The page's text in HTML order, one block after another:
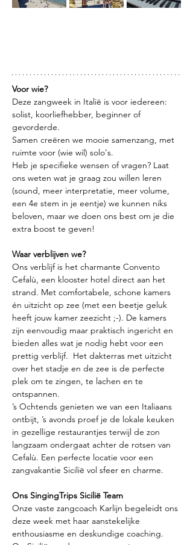
Voor wie?
Deze zangweek in Italië is voor iedereen:
solist, koorliefhebber, beginner of
gevorderde.
Samen creëren we mooie samenzang, met
ruimte voor (wie wil) solo's.
Heb je specifieke wensen of vragen? Laat
ons weten wat je graag zou willen leren
(sound, meer interpretatie, meer volume,
een 4e stem in je eentje) we kunnen niks
beloven, maar we doen ons best om je die
extra boost te geven!
Waar verblijven we?
Ons verblijf is het charmante Convento
Cefalù, een klooster hotel direct aan het
strand. Met comfortabele, schone kamers
én uitzicht op zee (met een beetje geluk
heeft jouw kamer zeezicht ;-). De kamers
zijn eenvoudig maar praktisch ingericht en
bieden alles wat je nodig hebt voor een
prettig verblijf.  Het dakterras met uitzicht
over het stadje en de zee is de perfecte
plek om te zingen, te lachen en te
ontspannen.
’s Ochtends genieten we van een Italiaans
ontbijt, ’s avonds proef je de lokale keuken
in gezellige restaurantjes terwijl de zon
langzaam ondergaat achter de rotsen van
Cefalù. Een perfecte locatie voor een
zangvakantie Sicilië vol sfeer en charme.
Ons SingingTrips Sicilië Team
Onze vaste zangcoach Karlijn begeleidt ons
deze week met haar aanstekelijke
enthousiasme en deskundige coaching.